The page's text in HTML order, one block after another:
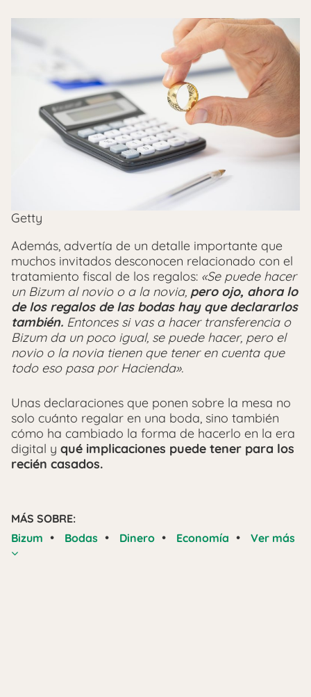
Getty
Además, advertía de un detalle importante que
muchos invitados desconocen relacionado con el
tratamiento fiscal de los regalos: «Se puede hacer
un Bizum al novio o a la novia, pero ojo, ahora lo
de los regalos de las bodas hay que declararlos
también. Entonces si vas a hacer transferencia o
Bizum da un poco igual, se puede hacer, pero el
novio o la novia tienen que tener en cuenta que
todo eso pasa por Hacienda».
Unas declaraciones que ponen sobre la mesa no
solo cuánto regalar en una boda, sino también
cómo ha cambiado la forma de hacerlo en la era
digital y qué implicaciones puede tener para los
recién casados.
MÁS SOBRE:
Bizum • Bodas • Dinero • Economía • Ver más